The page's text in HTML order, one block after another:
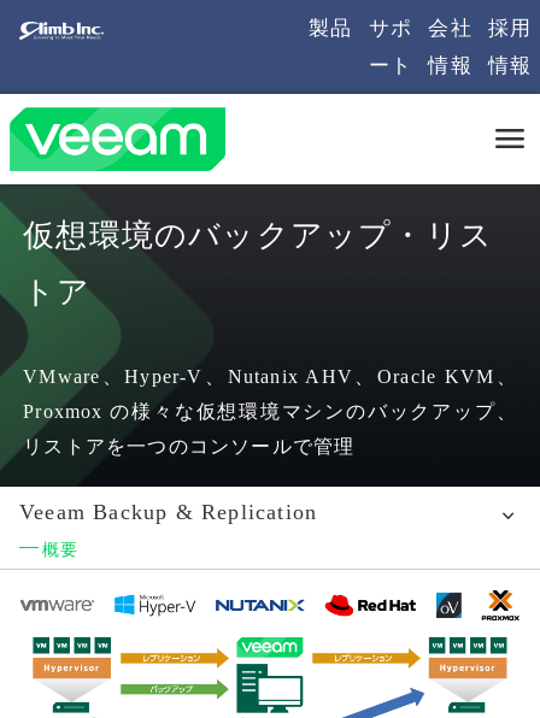
製品
サポ
ート
会社
情報
採用
情報
仮想環境のバックアップ・リス
トア
VMware、Hyper-V、Nutanix AHV、Oracle KVM、
Proxmox の様々な仮想環境マシンのバックアップ、
リストアを一つのコンソールで管理
Veeam Backup & Replication
概要
VMware
Hyper-V
プラグイン